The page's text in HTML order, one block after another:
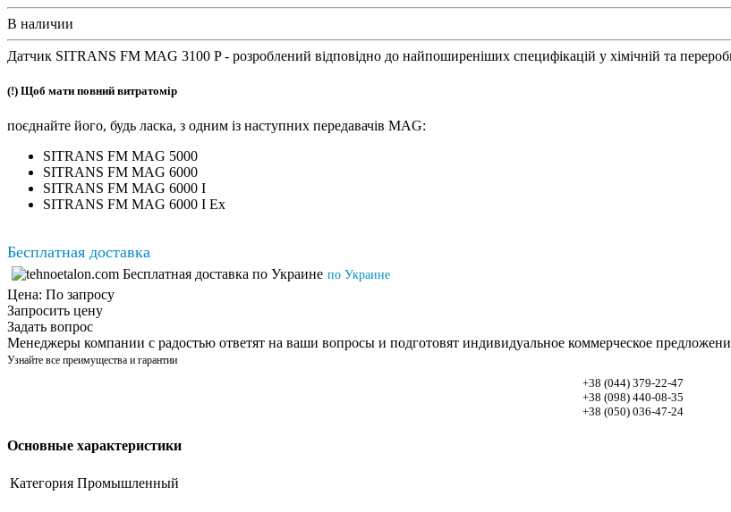
В наличии
Датчик SITRANS FM MAG 3100 P - розроблений відповідно до найпоширеніших специфікацій у хімічній та
(!) Щоб мати повний витратомір
поєднайте його, будь ласка, з одним із наступних передавачів MAG:
SITRANS FM MAG 5000
SITRANS FM MAG 6000
SITRANS FM MAG 6000 I
SITRANS FM MAG 6000 I Ex
Бесплатная доставка
по Украине
Цена: По запросу
Запросить цену
Задать вопрос
Менеджеры компании с радостью ответят на ваши вопросы и подготовят индивидуальное коммерческое
Узнайте все преимущества и гарантии
+38 (044)379-22-47
+38 (098)440-08-35
+38 (050)036-47-24
Основные характеристики
Категория Промышленный